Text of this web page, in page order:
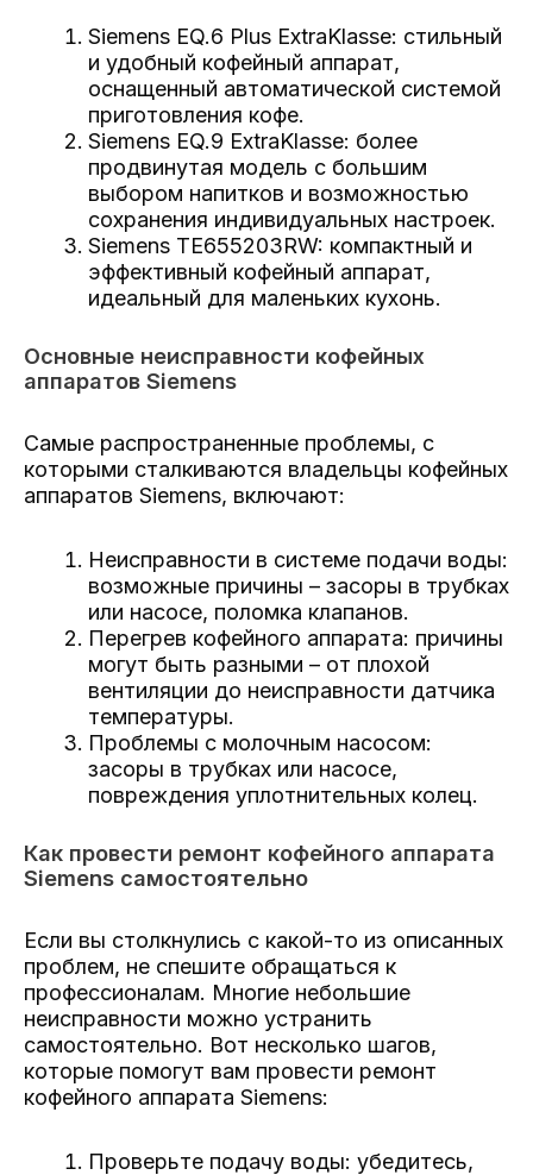
Siemens EQ.6 Plus ExtraKlasse: стильный
и удобный кофейный аппарат,
оснащенный автоматической системой
приготовления кофе.
Siemens EQ.9 ExtraKlasse: более
продвинутая модель с большим
выбором напитков и возможностью
сохранения индивидуальных настроек.
Siemens TE655203RW: компактный и
эффективный кофейный аппарат,
идеальный для маленьких кухонь.
Основные неисправности кофейных
аппаратов Siemens
Самые распространенные проблемы, с
которыми сталкиваются владельцы кофейных
аппаратов Siemens, включают:
Неисправности в системе подачи воды:
возможные причины – засоры в трубках
или насосе, поломка клапанов.
Перегрев кофейного аппарата: причины
могут быть разными – от плохой
вентиляции до неисправности датчика
температуры.
Проблемы с молочным насосом:
засоры в трубках или насосе,
повреждения уплотнительных колец.
Как провести ремонт кофейного аппарата
Siemens самостоятельно
Если вы столкнулись с какой-то из описанных
проблем, не спешите обращаться к
профессионалам. Многие небольшие
неисправности можно устранить
самостоятельно. Вот несколько шагов,
которые помогут вам провести ремонт
кофейного аппарата Siemens:
Проверьте подачу воды: убедитесь,